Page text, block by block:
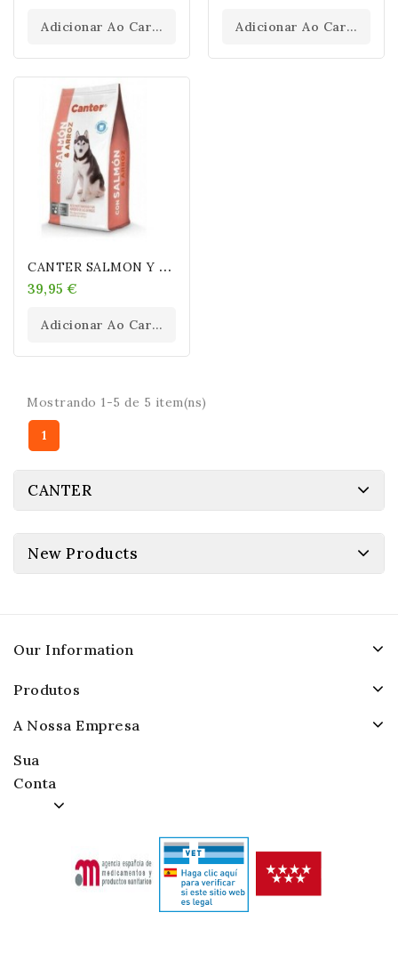
Adicionar Ao Carrinho Adicionar Ao Carrinho
C
ANTER SALMON Y ARROZ 20 KG
39,95 €
Adicionar Ao Carrinho
Mostrando 1-5 de 5 item(ns)
1
CANTER
New Products
Our Information
Produtos
A Nossa Empresa
Sua
Conta